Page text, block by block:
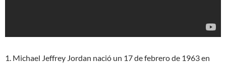
1. Michael Jeffrey Jordan nació un 17 de febrero de 1963 en